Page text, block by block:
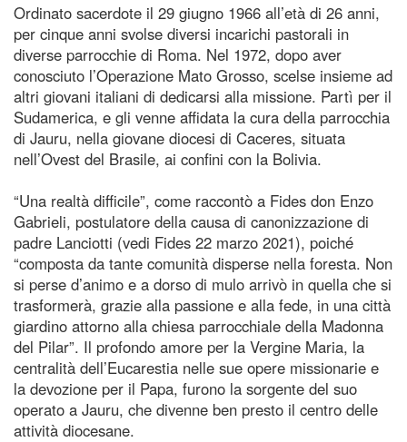
Ordinato sacerdote il 29 giugno 1966 all’età di 26 anni,
per cinque anni svolse diversi incarichi pastorali in
diverse parrocchie di Roma. Nel 1972, dopo aver
conosciuto l’Operazione Mato Grosso, scelse insieme ad
altri giovani italiani di dedicarsi alla missione. Partì per il
Sudamerica, e gli venne affidata la cura della parrocchia
di Jauru, nella giovane diocesi di Caceres, situata
nell’Ovest del Brasile, ai confini con la Bolivia.
“Una realtà difficile”, come raccontò a Fides don Enzo
Gabrieli, postulatore della causa di canonizzazione di
padre Lanciotti (vedi Fides 22 marzo 2021), poiché
“composta da tante comunità disperse nella foresta. Non
si perse d’animo e a dorso di mulo arrivò in quella che si
trasformerà, grazie alla passione e alla fede, in una città
giardino attorno alla chiesa parrocchiale della Madonna
del Pilar”. Il profondo amore per la Vergine Maria, la
centralità dell’Eucarestia nelle sue opere missionarie e
la devozione per il Papa, furono la sorgente del suo
operato a Jauru, che divenne ben presto il centro delle
attività diocesane.